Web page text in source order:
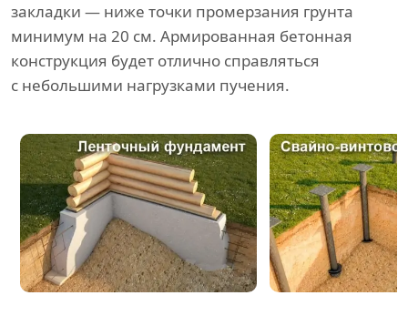
закладки — ниже точки промерзания грунта
минимум на 20 см. Армированная бетонная
конструкция будет отлично справляться
с небольшими нагрузками пучения.